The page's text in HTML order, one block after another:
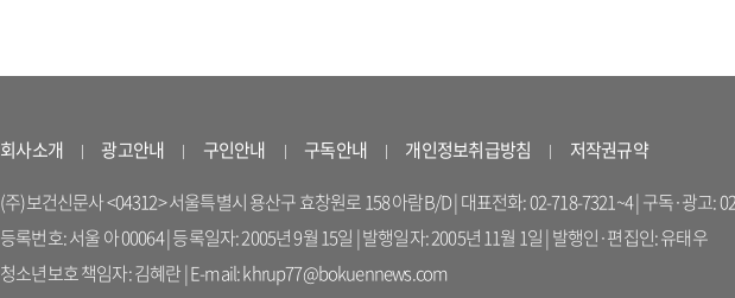
회사소개 광고안내 구인안내 구독안내 개인정보취급방침
저작권규약
(주)보건신문사 <04312> 서울특별시 용산구 효창원로 158 아람B/D | 대표전화: 02-718-7321~4 | 구독·광고:
등록번호: 서울 아 00064 | 등록일자: 2005년 9월 15일 | 발행일자: 2005년 11월 1일 | 발행인·편집인: 유태우
청소년보호 책임자: 김혜란 | E-mail: khrup77@bokuennews.com